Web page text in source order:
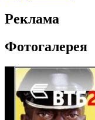
Реклама
Фотогалерея